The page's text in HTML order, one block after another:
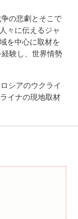
の悲劇とそこで
々に伝えるジャ
を中心に取材を
験し、世界情勢
シアのウクライ
イナの現地取材